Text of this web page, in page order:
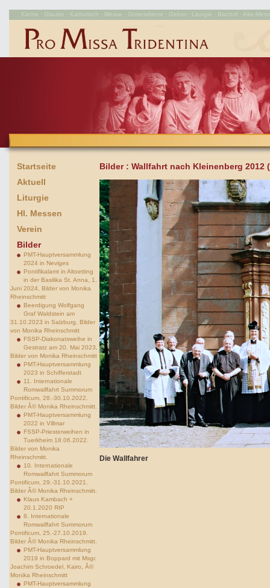
Kirche · Glaube · Katholisch · Messe · Gottesdienst · Gebet · Liturgie · Bischof · Alte-
Startseite
Aktuell
Liturgie
Hl. Messen
Verein
Bilder
PMT-Hauptversammlung
2024 in Neviges
Pontifikalamt in Altoetting
in der Basilika St. Anna, 1.
Juni 2024, Bilder von Monika
Rheinschmitt
Beerdigung Wolfgang
Graf Waldstein am
31.10.2023 in Salzburg, Bilder
von Monika Rheinschmitt
FSSP-Diakonatsweihe in
Gestratz am 20. Mai 2023,
Bilder von Monika Rheinschmitt
PMT-Hauptversammlung
2023 in Schifferstadt
11. Internationale
Romwallfahrt Summorum
Pontificum, 28.-30.10.2022.
Bilder Â© Monika Rheinschmitt.
PMT-Hauptversammlung
2022 in Villmar
FSSP-Priesterweihen in
Tuerkheim 18.06.2022.
Bilder von Monika
Rheinschmitt.
10. Internationale
Romwallfahrt Summorum
Pontificum, 29.-31.10.2021.
Bilder Â© Monika Rheinschmitt.
Klaus Kambach +
20.1.2020 RIP
8. Internationale
Romwallfahrt Summorum
Pontificum, 25.-27.10.2019.
Bilder Â© Monika Rheinschmitt.
PMT-Hauptversammlung
2019 in Boppard mit Msgr.
Joachim Schroedel, Kairo, Â©
Monika Rheinschmitt
PMT-Hauptversammlung
Bilder : Wallfahrt nach Kleinenberg 2012
Die Wallfahrer